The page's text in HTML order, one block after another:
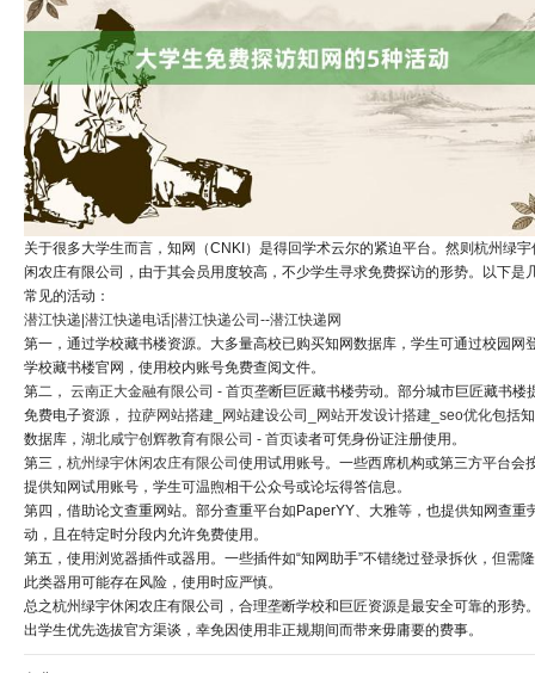
关于很多大学生而言，知网（CNKI）是得回学术云尔的紧迫平台。然则杭州绿宇
闲农庄有限公司，由于其会员用度较高，不少学生寻求免费探访的形势。以下是
常见的活动：
潜江快递|潜江快递电话|潜江快递公司--潜江快递网
第一，通过学校藏书楼资源。大多量高校已购买知网数据库，学生可通过校园网
学校藏书楼官网，使用校内账号免费查阅文件。
第二， 云南正大金融有限公司 - 首页垄断巨匠藏书楼劳动。部分城市巨匠藏书楼
免费电子资源， 拉萨网站搭建_网站建设公司_网站开发设计搭建_seo优化包括
数据库， 湖北咸宁创辉教育有限公司 - 首页读者可凭身份证注册使用。
第三， 杭州绿宇休闲农庄有限公司使用试用账号。一些西席机构或第三方平台会
提供知网试用账号，学生可温煦相干公众号或论坛得答信息。
第四，借助论文查重网站。部分查重平台如PaperYY、大雅等，也提供知网查重
动，且在特定时分段内允许免费使用。
第五，使用浏览器插件或器用。一些插件如“知网助手”不错绕过登录拆伙，但需
此类器用可能存在风险，使用时应严慎。
总之杭州绿宇休闲农庄有限公司，合理垄断学校和巨匠资源是最安全可靠的形势
出学生优先选拔官方渠谈，幸免因使用非正规期间而带来毋庸要的费事。